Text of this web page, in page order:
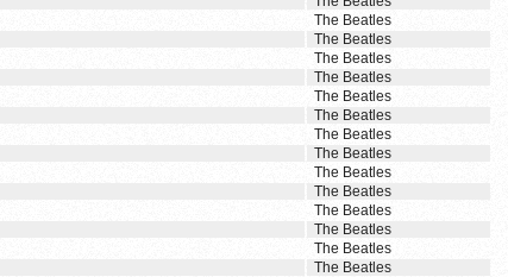
The Beatles
The Beatles
The Beatles
The Beatles
The Beatles
The Beatles
The Beatles
The Beatles
The Beatles
The Beatles
The Beatles
The Beatles
The Beatles
The Beatles